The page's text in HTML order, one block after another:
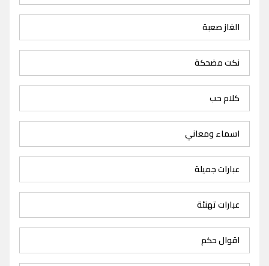
الغاز صعبة
نكت مضحكة
كلام حب
اسماء ومعاني
عبارات جميلة
عبارات تهنئة
اقوال حكم